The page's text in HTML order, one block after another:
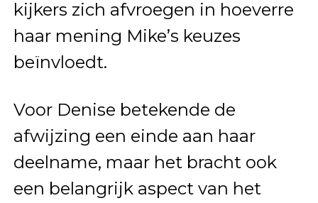
kijkers zich afvroegen in hoeverre
haar mening Mike’s keuzes
beïnvloedt.
Voor Denise betekende de
afwijzing een einde aan haar
deelname, maar het bracht ook
een belangrijk aspect van het